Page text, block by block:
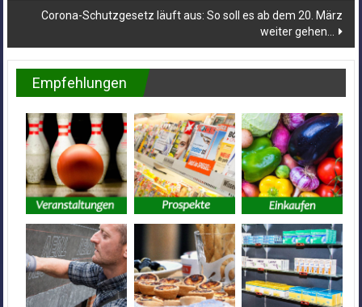
Corona-Schutzgesetz läuft aus: So soll es ab dem 20. März
weiter gehen…
Empfehlungen